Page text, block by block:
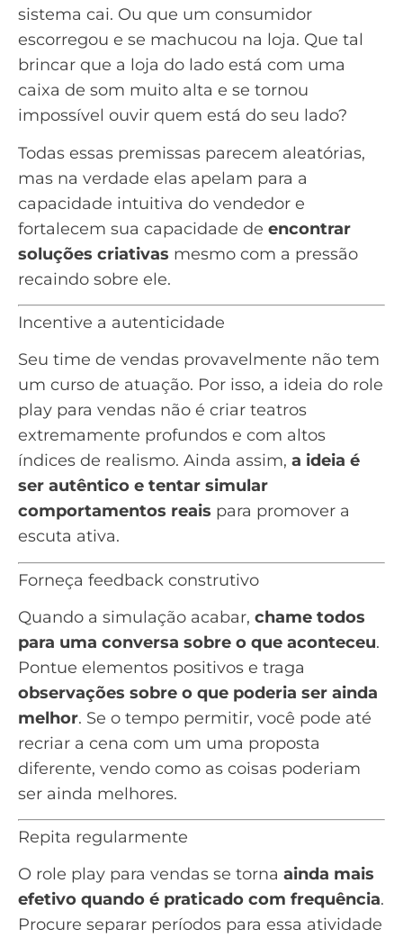
sistema cai. Ou que um consumidor
escorregou e se machucou na loja. Que tal
brincar que a loja do lado está com uma
caixa de som muito alta e se tornou
impossível ouvir quem está do seu lado?
Todas essas premissas parecem aleatórias,
mas na verdade elas apelam para a
capacidade intuitiva do vendedor e
fortalecem sua capacidade de encontrar
soluções criativas mesmo com a pressão
recaindo sobre ele.
Incentive a autenticidade
Seu time de vendas provavelmente não tem
um curso de atuação. Por isso, a ideia do role
play para vendas não é criar teatros
extremamente profundos e com altos
índices de realismo. Ainda assim, a ideia é
ser autêntico e tentar simular
comportamentos reais para promover a
escuta ativa.
Forneça feedback construtivo
Quando a simulação acabar, chame todos
para uma conversa sobre o que aconteceu.
Pontue elementos positivos e traga
observações sobre o que poderia ser ainda
melhor. Se o tempo permitir, você pode até
recriar a cena com um uma proposta
diferente, vendo como as coisas poderiam
ser ainda melhores.
Repita regularmente
O role play para vendas se torna ainda mais
efetivo quando é praticado com frequência.
Procure separar períodos para essa atividade